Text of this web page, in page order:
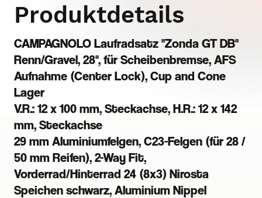
Produktdetails
CAMPAGNOLO Laufradsatz "Zonda GT DB"
Renn/Gravel, 28", für Scheibenbremse, AFS
Aufnahme (Center Lock), Cup and Cone
Lager
V.R.: 12 x 100 mm, Steckachse, H.R.: 12 x 142
mm, Steckachse
29 mm Aluminiumfelgen, C23-Felgen (für 28 /
50 mm Reifen), 2-Way Fit,
Vorderrad/Hinterrad 24 (8x3) Nirosta
Speichen schwarz, Aluminium Nippel